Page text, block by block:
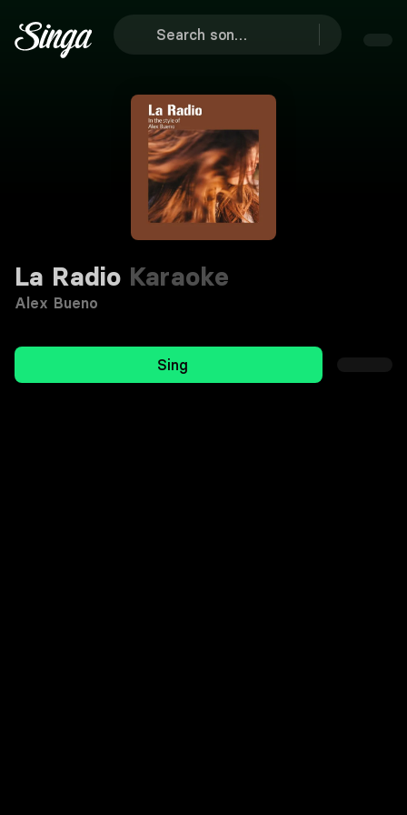
La Radio Karaoke
Alex Bueno
Sing